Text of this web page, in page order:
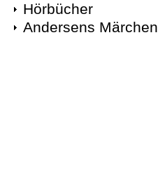
Hörbücher
Andersens Märchen